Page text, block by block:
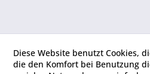
Diese Website benutzt Cookies,
die den Komfort bei Benutzung